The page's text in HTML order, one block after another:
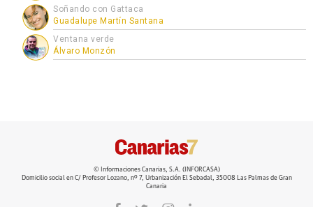
Soñando con Gattaca
Guadalupe Martín Santana
Ventana verde
Álvaro Monzón
© Informaciones Canarias, S.A. (INFORCASA)
Domicilio social en C/ Profesor Lozano, nº 7, Urbanización El Sebadal, 35008 Las Palmas de Gran
Canaria